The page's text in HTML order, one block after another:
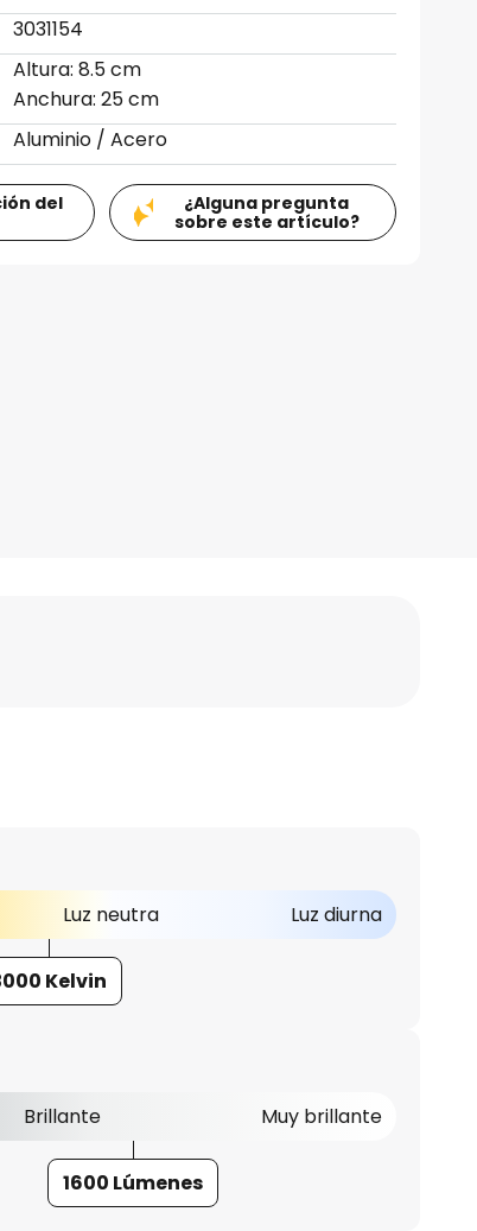
3031154
Altura: 8.5 cm
Anchura: 25 cm
Aluminio / Acero
del
¿Alguna pregunta
sobre este artículo?
Luz neutra Luz diurna
Kelvin
Brillante Muy brillante
1600 Lúmenes